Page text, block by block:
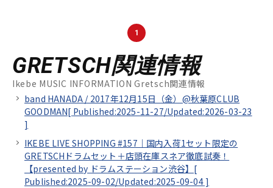
1
GRETSCH関連情報
Ikebe MUSIC INFORMATION Gretsch関連情報
band HANADA / 2017年12月15日（金）@秋葉原CLUB
GOODMAN[ Published:2025-11-27/Updated:2026-03-23
]
IKEBE LIVE SHOPPING #157｜国内入荷1セット限定の
GRETSCHドラムセット＋店頭在庫スネア徹底試奏！
【presented by ドラムステーション渋谷】[
Published:2025-09-02/Updated:2025-09-04]